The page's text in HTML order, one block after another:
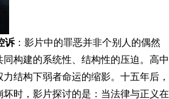
诉：影片中的罪恶并非个别人的偶然
构建的系统性、结构性的压迫。高中
结构下弱者命运的缩影。十五年后，
时，影片探讨的是：当法律与正义在